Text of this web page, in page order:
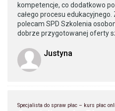
kompetencje, co dodatkowo
całego procesu
polecam SPD Szkolenia
dobrze przygotowanej oferty
Justyna
Specjalista do spraw płac – kurs płac